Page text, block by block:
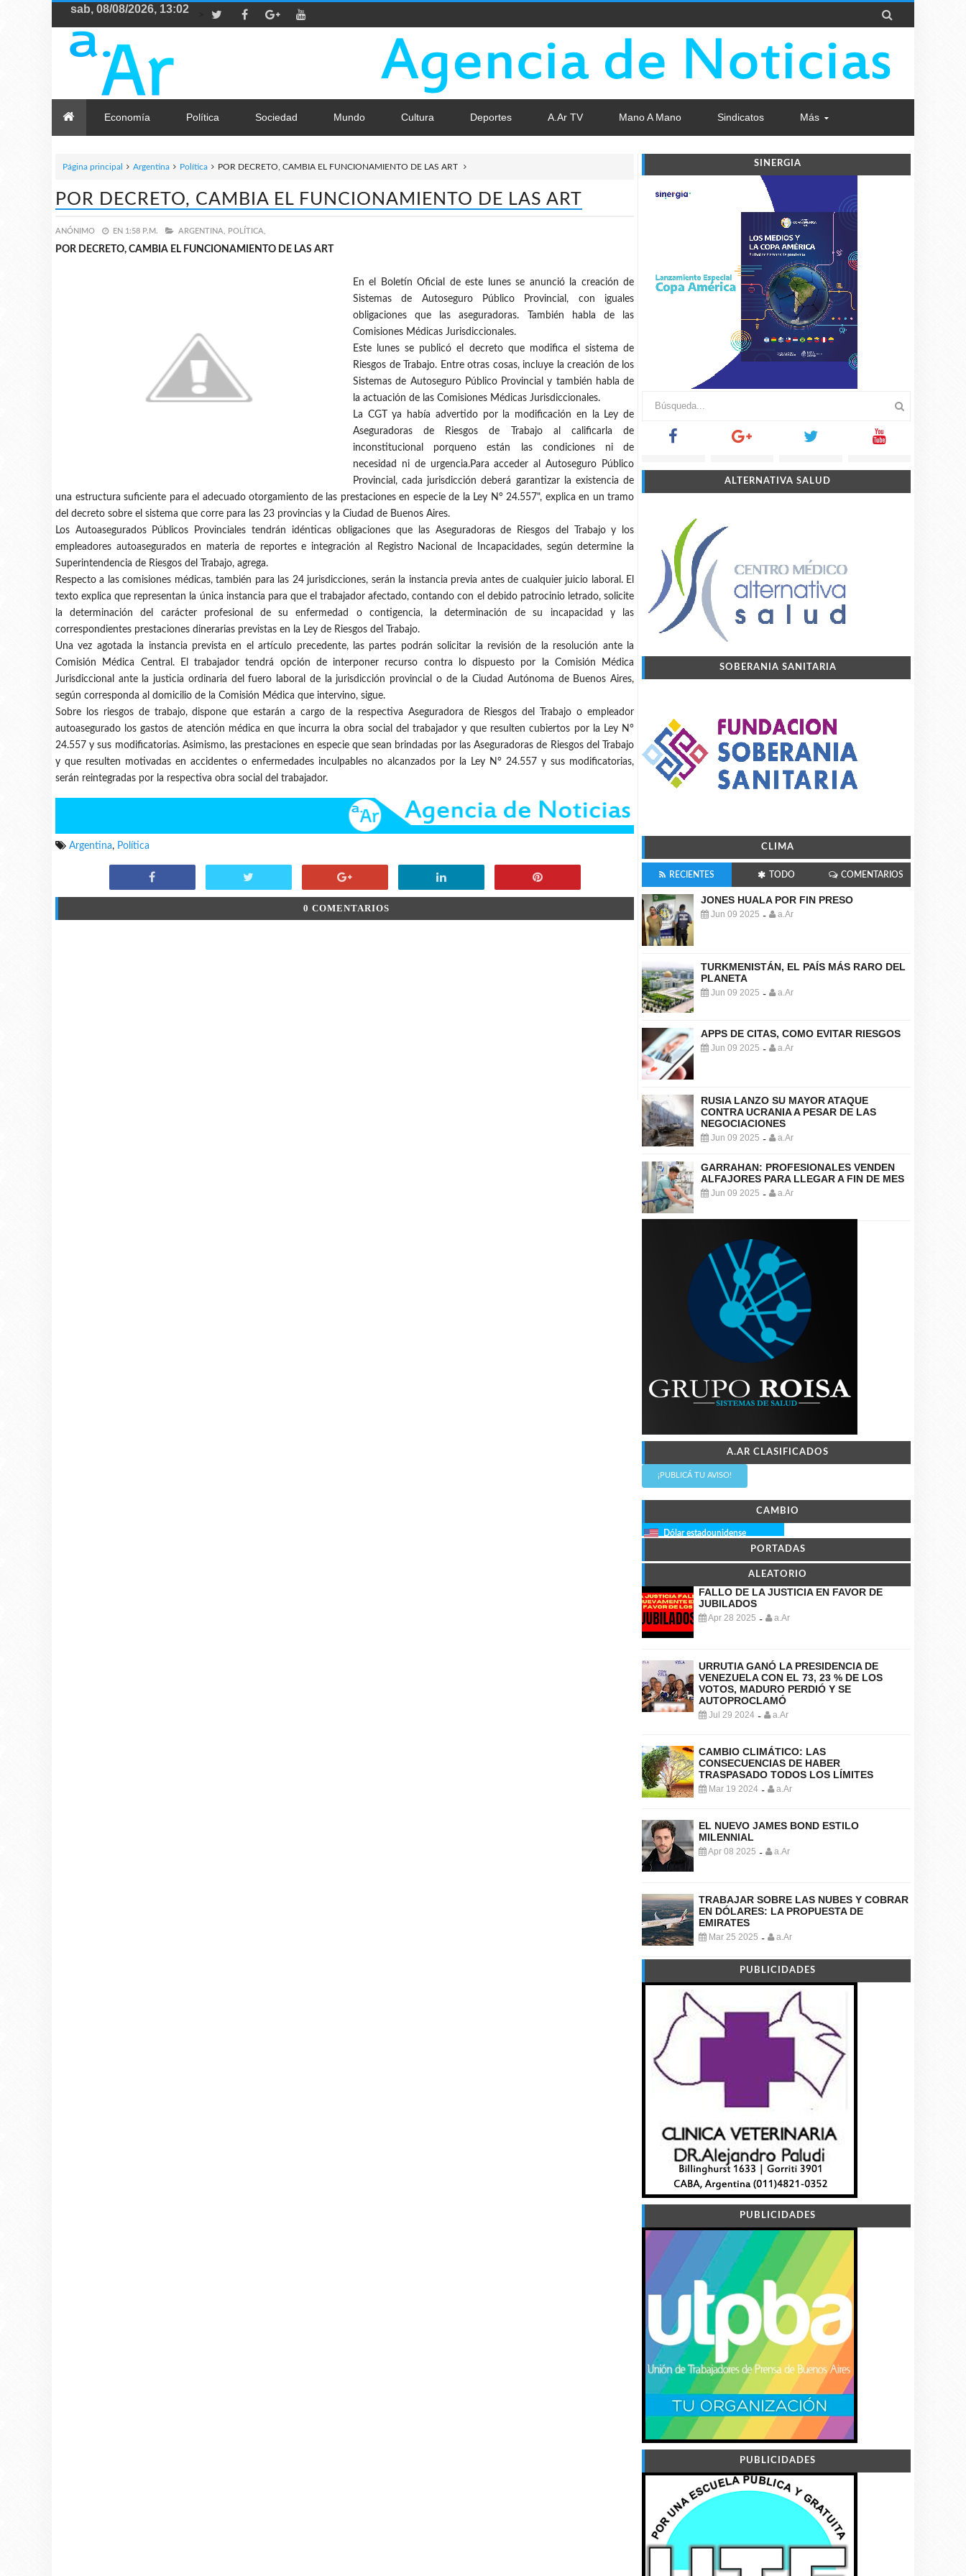

Economía Política Sociedad Mundo Cultura Deportes A.Ar TV Mano A Mano Sindicatos Más
Página principal Argentina Política POR DECRETO, CAMBIA EL FUNCIONAMIENTO DE LAS ART
POR DECRETO, CAMBIA EL FUNCIONAMIENTO DE LAS ART
ANÓNIMO EN 1:58 P.M. ARGENTINA, POLÍTICA,
POR DECRETO, CAMBIA EL FUNCIONAMIENTO DE LAS ART
En el Boletín Oficial de este lunes se anunció la creación de
Sistemas de Autoseguro Público Provincial, con iguales
obligaciones que las aseguradoras. También habla de las
Comisiones Médicas Jurisdiccionales.
Este lunes se publicó el decreto que modifica el sistema de
Riesgos de Trabajo. Entre otras cosas, incluye la creación de los
Sistemas de Autoseguro Público Provincial y también habla de
la actuación de las Comisiones Médicas Jurisdiccionales.
La CGT ya había advertido por la modificación en la Ley de
Aseguradoras de Riesgos de Trabajo al calificarla de
inconstitucional porqueno están las condiciones ni de
necesidad ni de urgencia.Para acceder al Autoseguro Público
Provincial, cada jurisdicción deberá garantizar la existencia de
una estructura suficiente para el adecuado otorgamiento de las prestaciones en especie de la Ley N° 24.557", explica en un tramo
del decreto sobre el sistema que corre para las 23 provincias y la Ciudad de Buenos Aires.
Los Autoasegurados Públicos Provinciales tendrán idénticas obligaciones que las Aseguradoras de Riesgos del Trabajo y los
empleadores autoasegurados en materia de reportes e integración al Registro Nacional de Incapacidades, según determine la
Superintendencia de Riesgos del Trabajo, agrega.
Respecto a las comisiones médicas, también para las 24 jurisdicciones, serán la instancia previa antes de cualquier juicio laboral. El
texto explica que representan la única instancia para que el trabajador afectado, contando con el debido patrocinio letrado, solicite
la determinación del carácter profesional de su enfermedad o contigencia, la determinación de su incapacidad y las
correspondientes prestaciones dinerarias previstas en la Ley de Riesgos del Trabajo.
Una vez agotada la instancia prevista en el artículo precedente, las partes podrán solicitar la revisión de la resolución ante la
Comisión Médica Central. El trabajador tendrá opción de interponer recurso contra lo dispuesto por la Comisión Médica
Jurisdiccional ante la justicia ordinaria del fuero laboral de la jurisdicción provincial o de la Ciudad Autónoma de Buenos Aires,
según corresponda al domicilio de la Comisión Médica que intervino, sigue.
Sobre los riesgos de trabajo, dispone que estarán a cargo de la respectiva Aseguradora de Riesgos del Trabajo o empleador
autoasegurado los gastos de atención médica en que incurra la obra social del trabajador y que resulten cubiertos por la Ley N°
24.557 y sus modificatorias. Asimismo, las prestaciones en especie que sean brindadas por las Aseguradoras de Riesgos del Trabajo
y que resulten motivadas en accidentes o enfermedades inculpables no alcanzados por la Ley N° 24.557 y sus modificatorias,
serán reintegradas por la respectiva obra social del trabajador.
Argentina, Política
0 COMENTARIOS
SINERGIA
ALTERNATIVA SALUD
SOBERANIA SANITARIA
CLIMA
RECIENTES TODO COMENTARIOS
JONES HUALA POR FIN PRESO
Jun 09 2025 - a.Ar
TURKMENISTÁN, EL PAÍS MÁS RARO DEL
PLANETA
Jun 09 2025 - a.Ar
APPS DE CITAS, COMO EVITAR RIESGOS
Jun 09 2025 - a.Ar
RUSIA LANZO SU MAYOR ATAQUE
CONTRA UCRANIA A PESAR DE LAS
NEGOCIACIONES
Jun 09 2025 - a.Ar
GARRAHAN: PROFESIONALES VENDEN
ALFAJORES PARA LLEGAR A FIN DE MES
Jun 09 2025 - a.Ar
A.AR CLASIFICADOS
¡PUBLICÁ TU AVISO!
CAMBIO
Dólar estadounidense
PORTADAS
ALEATORIO
FALLO DE LA JUSTICIA EN FAVOR DE
JUBILADOS
Apr 28 2025 - a.Ar
URRUTIA GANÓ LA PRESIDENCIA DE
VENEZUELA CON EL 73, 23 % DE LOS
VOTOS, MADURO PERDIÓ Y SE
AUTOPROCLAMÓ
Jul 29 2024 - a.Ar
CAMBIO CLIMÁTICO: LAS
CONSECUENCIAS DE HABER
TRASPASADO TODOS LOS LÍMITES
Mar 19 2024 - a.Ar
EL NUEVO JAMES BOND ESTILO
MILENNIAL
Apr 08 2025 - a.Ar
TRABAJAR SOBRE LAS NUBES Y COBRAR
EN DÓLARES: LA PROPUESTA DE
EMIRATES
Mar 25 2025 - a.Ar
PUBLICIDADES
PUBLICIDADES
PUBLICIDADES